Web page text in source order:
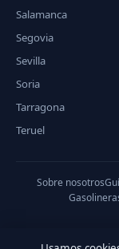
Salamanca
Segovia
Sevilla
Soria
Tarragona
Teruel
Sobre nosotros